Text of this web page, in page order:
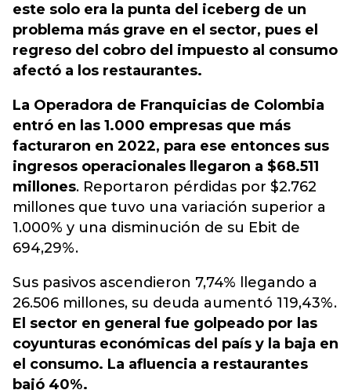
este solo era la punta del iceberg de un
problema más grave en el sector, pues el
regreso del cobro del impuesto al consumo
afectó a los restaurantes.
La Operadora de Franquicias de Colombia
entró en las 1.000 empresas que más
facturaron en 2022, para ese entonces sus
ingresos operacionales llegaron a $68.511
millones. Reportaron pérdidas por $2.762
millones que tuvo una variación superior a
1.000% y una disminución de su Ebit de
694,29%.
Sus pasivos ascendieron 7,74% llegando a
26.506 millones, su deuda aumentó 119,43%.
El sector en general fue golpeado por las
coyunturas económicas del país y la baja en
el consumo. La afluencia a restaurantes
bajó 40%.